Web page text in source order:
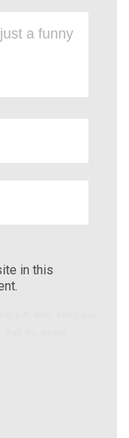
in this